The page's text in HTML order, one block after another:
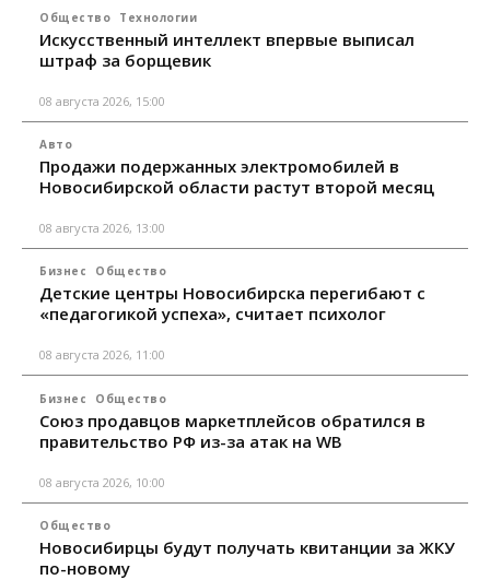
Общество Технологии
Искусственный интеллект впервые выписал
штраф за борщевик
08 августа 2026, 15:00
Авто
Продажи подержанных электромобилей в
Новосибирской области растут второй месяц
08 августа 2026, 13:00
Бизнес Общество
Детские центры Новосибирска перегибают с
«педагогикой успеха», считает психолог
08 августа 2026, 11:00
Бизнес Общество
Союз продавцов маркетплейсов обратился в
правительство РФ из-за атак на WB
08 августа 2026, 10:00
Общество
Новосибирцы будут получать квитанции за ЖКУ
по-новому